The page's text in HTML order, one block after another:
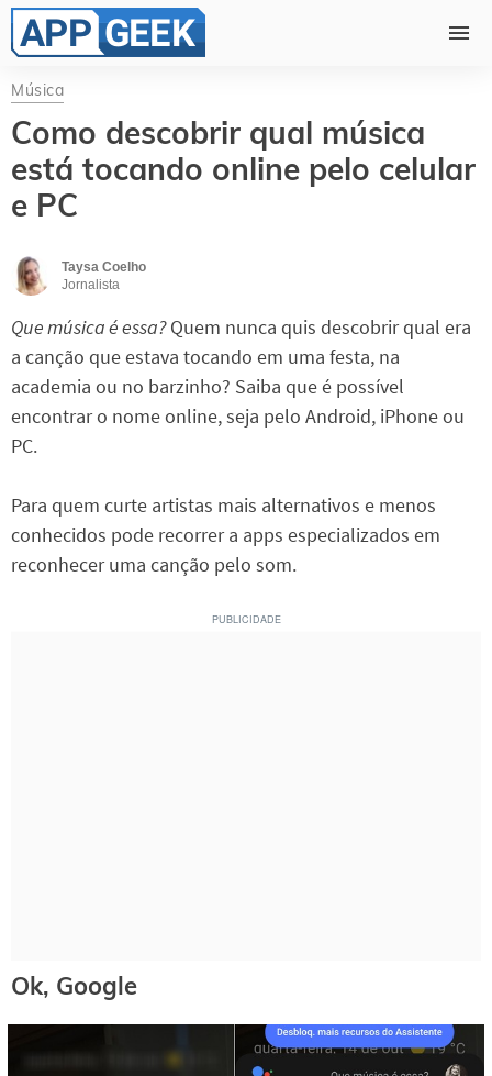
Música
Como descobrir qual música
está tocando online pelo celular
e PC
Taysa Coelho
Jornalista
Que música é essa?Quem nunca quis descobrir qual era
a canção que estava tocando em uma festa, na
academia ou no barzinho? Saiba que é possível
encontrar o nome online, seja pelo Android, iPhone ou
PC.
Para quem curte artistas mais alternativos e menos
conhecidos pode recorrer a apps especializados em
reconhecer uma canção pelo som.
Ok, Google